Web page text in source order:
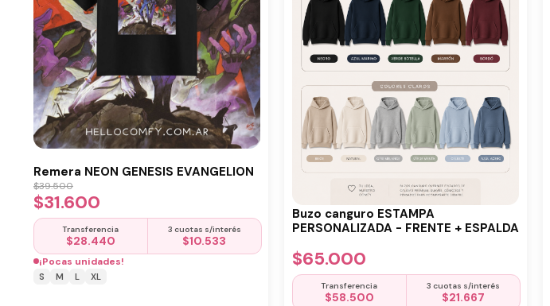
Remera NEON GENESIS EVANGELION
$39.500
$31.600
Transferencia
$28.440
3 cuotas s/interés
$10.533
¡Pocas unidades!
S M L XL
Buzo canguro ESTAMPA
PERSONALIZADA - FRENTE + ESPALDA
$65.000
Transferencia
$58.500
3 cuotas s/interés
$21.667